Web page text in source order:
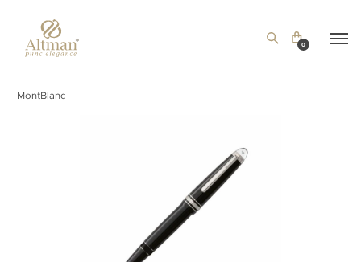
0
MontBlanc